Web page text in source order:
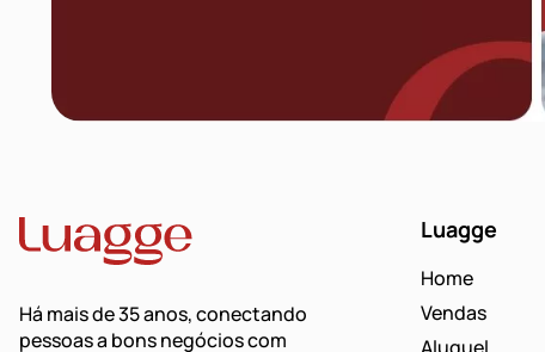
Há mais de 35 anos, conectando
pessoas a bons negócios com
Luagge
Home
Vendas